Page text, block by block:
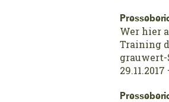
Wer hier
Training
grauwert-
29.11.2017